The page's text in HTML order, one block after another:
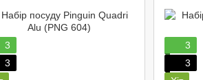
3
3
3
3